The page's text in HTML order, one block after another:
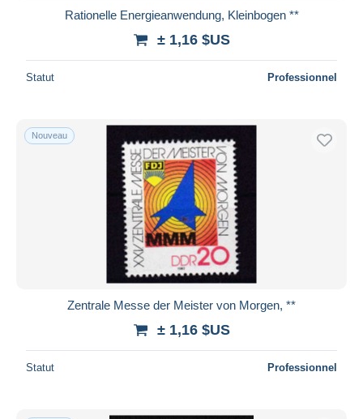
Rationelle Energieanwendung, Kleinbogen **
± 1,16 $US
Statut Professionnel
Nouveau
Zentrale Messe der Meister von Morgen, **
± 1,16 $US
Statut Professionnel